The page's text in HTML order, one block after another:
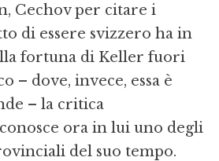
Cechov per citare i
di essere svizzero ha in
fortuna di Keller fuori
– dove, invece, essa è
– la critica
ora in lui uno degli
del suo tempo.